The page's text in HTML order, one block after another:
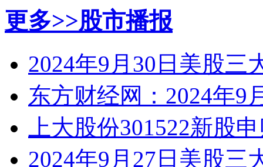
更多>>股市播报
2024年9月30日美股三
东方财经网：2024年9
上大股份301522新股
2024年9月27日美股三